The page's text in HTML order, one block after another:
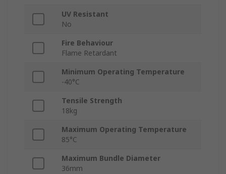
UV Resistant
No
Fire Behaviour
Flame Retardant
Minimum Operating Temperature
-40°C
Tensile Strength
18kg
Maximum Operating Temperature
85°C
Maximum Bundle Diameter
36mm